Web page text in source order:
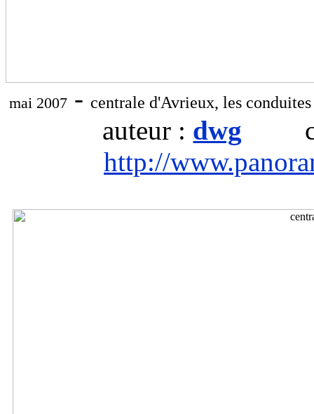
mai 2007 - centrale d'Avrieux, les
auteur : dwg
http://